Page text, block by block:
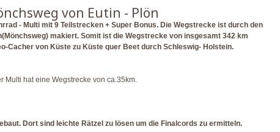
von Eutin - Plön
- Multi mit 9 Teilstrecken + Super Bonus. Die Wegstrecke ist durch den
makiert. Somit ist die Wegstrecke von insgesamt 342 km
Cacher von Küste zu Küste quer Beet durch Schleswig- Holstein.
Multi hat eine Wegstrecke von ca.35km.
Dort sind leichte Rätzel zu lösen um die Finalcords zu ermitteln.